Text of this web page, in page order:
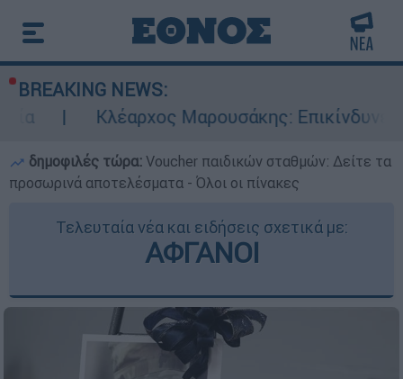
BREAKING NEWS:
Μαρουσάκης: Επικίνδυνες οι
δημοφιλές τώρα: Voucher παιδικών σταθμών: Δείτε τα
προσωρινά αποτελέσματα - Όλοι οι πίνακες
Τελευταία νέα και ειδήσεις σχετικά με:
ΑΦΓΑΝΟΙ